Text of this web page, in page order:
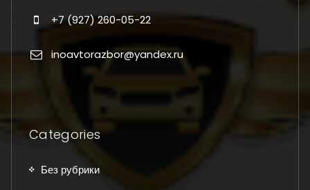
+7 (927) 260-05-22
inoavtorazbor@yandex.ru
Categories
Без рубрики